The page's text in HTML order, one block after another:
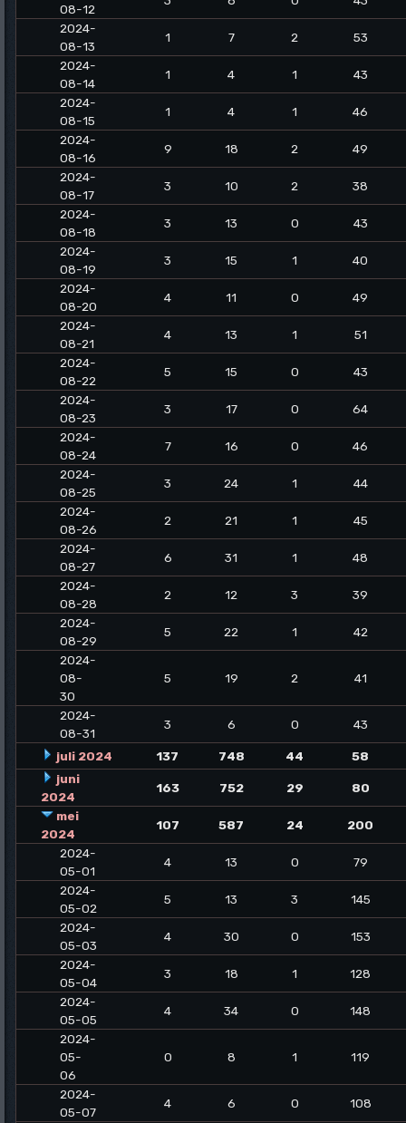
08-12
2024-
08-13
1 7 2
53
2024-
08-14
1 4 1
43
2024-
08-15
1 4 1
46
2024-
08-16
9 18 2
49
2024-
08-17
3 10 2
38
2024-
08-18
3 13 0
43
2024-
08-19
3 15 1
40
2024-
08-20
4 11 0
49
2024-
08-21
4 13 1
51
2024-
08-22
5 15 0
43
2024-
08-23
3 17 0
64
2024-
08-24
7 16 0
46
2024-
08-25
3 24 1
44
2024-
08-26
2 21 1
45
2024-
08-27
6 31 1
48
2024-
08-28
2 12 3
39
2024-
08-29
5 22 1
42
2024-
08-
30
5 19 2 41
2024-
08-31
3 6 0 43
juli 2024 137 748 44
58
juni
2024
163 752 29
80
mei
2024
107 587 24
200
2024-
05-01
4 13 0
79
2024-
05-02
5 13 3
145
2024-
05-03
4 30 0
153
2024-
05-04
3 18 1
128
2024-
05-05
4 34 0
148
2024-
05-
06
0 8 1 119
2024-
05-07
4 6 0
108